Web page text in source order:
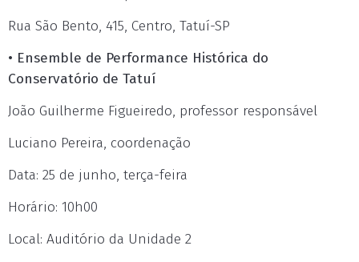
Rua São Bento, 415, Centro, Tatuí-SP
• Ensemble de Performance Histórica do
Conservatório de Tatuí
João Guilherme Figueiredo, professor responsável
Luciano Pereira, coordenação
Data: 25 de junho, terça-feira
Horário: 10h00
Local: Auditório da Unidade 2